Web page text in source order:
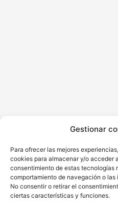
Gestionar
Para ofrecer las mejores
cookies para almacenar y/o acceder
consentimiento de estas tecnologías
comportamiento de navegación o
No consentir o retirar el
ciertas características y funciones.
Aviso Legal